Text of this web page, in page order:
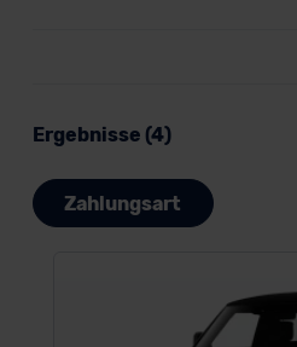
Ergebnisse (4)
Zahlungsart